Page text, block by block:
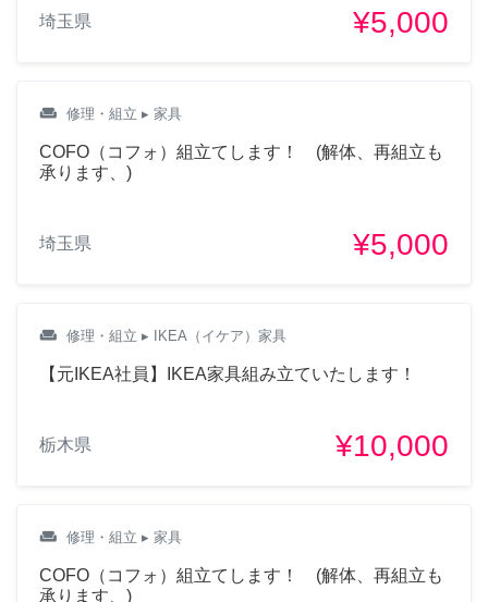
埼玉県 ¥5,000
weekend 修理・組立 ▸ 家具
COFO（コフォ）組立てします！ (解体、再組立も
承ります、)
埼玉県 ¥5,000
weekend 修理・組立 ▸ IKEA（イケア）家具
【元IKEA社員】IKEA家具組み立ていたします！
栃木県 ¥10,000
weekend 修理・組立 ▸ 家具
COFO（コフォ）組立てします！ (解体、再組立も
承ります、)